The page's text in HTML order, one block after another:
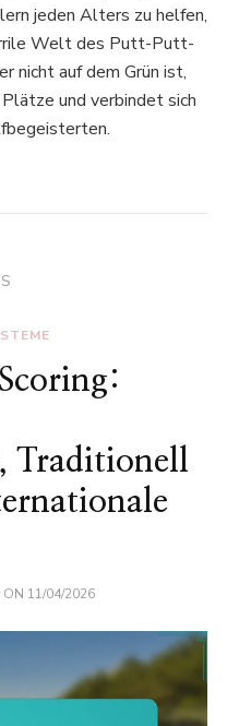
jeden Alters zu helfen,
Welt des Putt-Putt-
nicht auf dem Grün ist,
und verbindet sich
Traditionell
ON 11/04/2026